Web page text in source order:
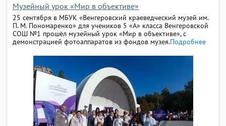
Музейный урок «Мир в объективе»
25 сентября в МБУК «Венгеровский краеведческий музей им.
П. М. Пономаренко» для учеников 5 «А» класса Венгеровской
СОШ №1 прошёл музейный урок «Мир в объективе», с
демонстрацией фотоаппаратов из фондов музея.Подробнее